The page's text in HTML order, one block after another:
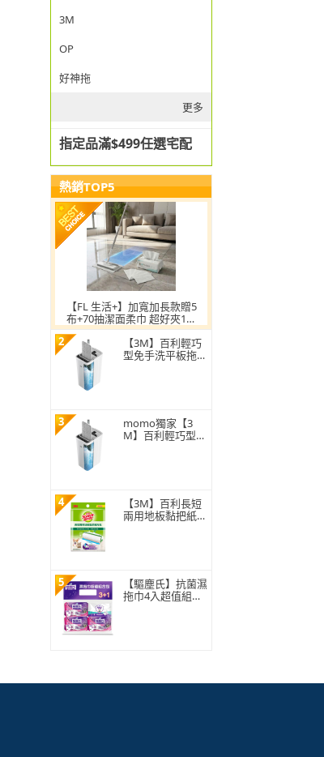
3M
OP
好神拖
更多
指定品滿$499任選宅配
熱銷TOP5
【FL 生活+】加寬加長款贈5
布+70抽潔面柔巾 超好夾1秒
換布洗臉巾環保拖把
2
【3M】百利輕巧
型免手洗平板拖把
3
momo獨家【3
M】百利輕巧型免
4
【3M】百利長短
兩用地板黏把紙捲
5
【驅塵氏】抗菌濕
拖巾4入超值組合